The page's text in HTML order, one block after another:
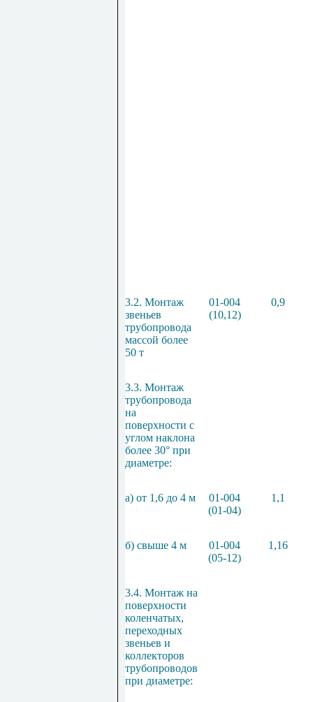
3.2. Монтаж
звеньев
трубопровода
массой более
50 т
01-004
(10,12)
0,9
3.3. Монтаж
трубопровода
на
поверхности с
углом наклона
более 30° при
диаметре:
а) от 1,6 до 4 м
01-004
(01-04)
1,1
б) свыше 4 м
01-004
(05-12)
1,16
3.4. Монтаж на
поверхности
коленчатых,
переходных
звеньев и
коллекторов
трубопроводов
при диаметре: